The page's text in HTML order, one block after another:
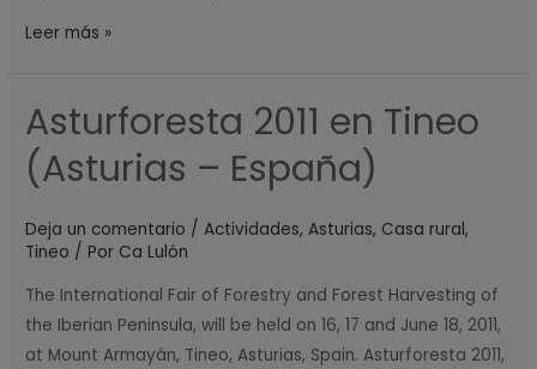
Leer más »
Asturforesta 2011 en Tineo
(Asturias – España)
Deja un comentario /Actividades,Asturias, Casa rural,
Tineo / Por Ca Lulón
The International Fair of Forestry and Forest Harvesting of
the Iberian Peninsula, will be held on 16, 17 and June 18, 2011,
at Mount Armayán, Tineo, Asturias, Spain. Asturforesta 2011,
Asturforesta
2011
en
(Asturias
–
España)